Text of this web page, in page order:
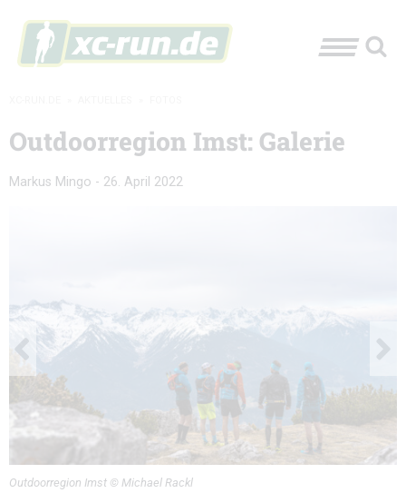
Outdoorregion Imst: Galerie
Markus Mingo - 26. April 2022
Outdoorregion Imst © Michael Rackl